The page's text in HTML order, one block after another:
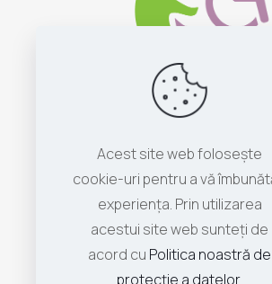
Să construim împreună
pentru toți!
Acest site web folosește
cookie-uri pentru a vă
experiența. Prin utilizarea
acestui site web sunteți de
acord cu Politica noastră de
protecție a datelor.